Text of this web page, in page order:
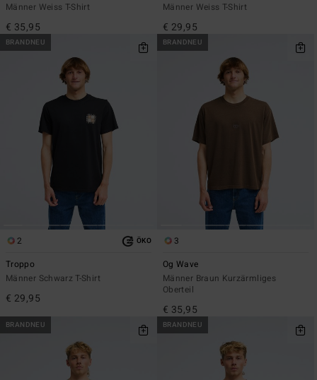
Männer Weiss T-Shirt
€ 35,95
Männer Weiss T-Shirt
€ 29,95
BRANDNEU
2 ÖKO
Troppo
Männer Schwarz T-Shirt
€ 29,95
BRANDNEU
3
Og Wave
Männer Braun Kurzärmliges
Oberteil
€ 35,95
BRANDNEU BRANDNEU